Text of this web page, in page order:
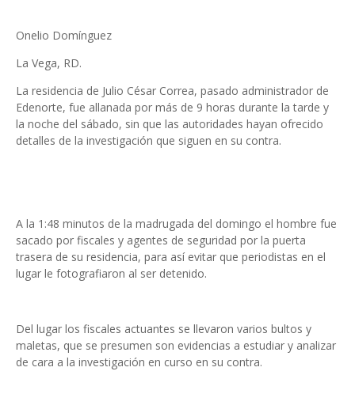
Onelio Domínguez
La Vega, RD.
La residencia de Julio César Correa, pasado administrador de
Edenorte, fue allanada por más de 9 horas durante la tarde y
la noche del sábado, sin que las autoridades hayan ofrecido
detalles de la investigación que siguen en su contra.
A la 1:48 minutos de la madrugada del domingo el hombre fue
sacado por fiscales y agentes de seguridad por la puerta
trasera de su residencia, para así evitar que periodistas en el
lugar le fotografiaron al ser detenido.
Del lugar los fiscales actuantes se llevaron varios bultos y
maletas, que se presumen son evidencias a estudiar y analizar
de cara a la investigación en curso en su contra.